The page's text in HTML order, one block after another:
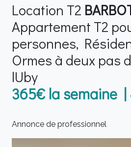
Location T2
Appartement T2
personnes,
Ormes à deux pas
lUby
365€ la semaine |
Annonce de professionnel